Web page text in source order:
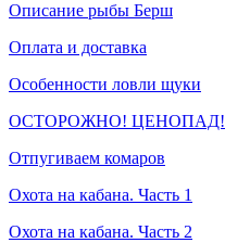
Описание рыбы Берш
Оплата и доставка
Особенности ловли щуки
ОСТОРОЖНО! ЦЕНОПАД!
Отпугиваем комаров
Охота на кабана. Часть 1
Охота на кабана. Часть 2